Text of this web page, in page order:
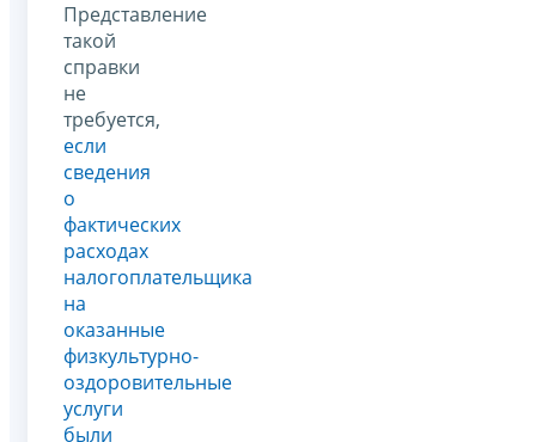
Представление
такой
справки
не
требуется,
если
сведения
о
фактических
расходах
налогоплательщика
на
оказанные
физкультурно-
оздоровительные
услуги
были